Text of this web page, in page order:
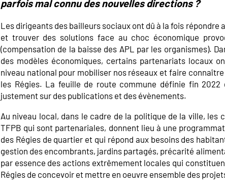
parfois mal connu des nouvelles directions ?
Les dirigeants des bailleurs sociaux ont dû à la fois
et trouver des solutions face au choc économique
(compensation de la baisse des APL par les organismes).
des modèles économiques, certains partenariats locaux
niveau national pour mobiliser nos réseaux et faire
les Régies. La feuille de route commune définie fin 2022
justement sur des publications et des évènements.
Au niveau local, dans le cadre de la politique de la ville, les
TFPB qui sont partenariales, donnent lieu à une
des Régies de quartier et qui répond aux besoins des
gestion des encombrants, jardins partagés, précarité
par essence des actions extrêmement locales qui
Régies de concevoir et mettre en oeuvre ensemble des